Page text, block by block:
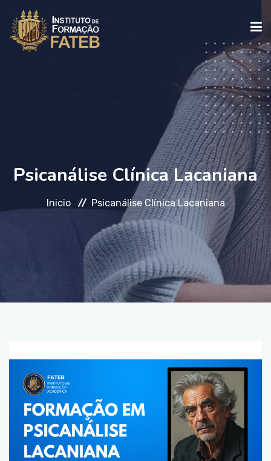
FALE CONOSCO
Psicanálise Clínica Lacaniana
Inicio Psicanálise Clínica Lacaniana